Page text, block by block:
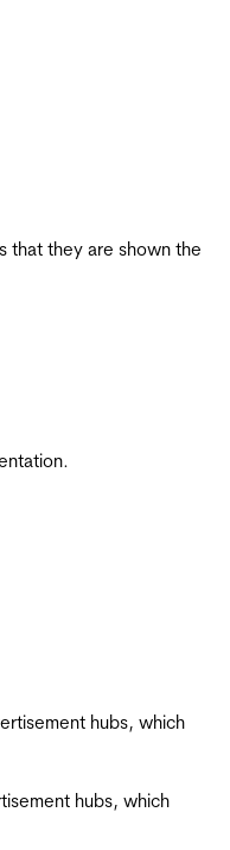
that they are shown the
hubs, which
hubs, which